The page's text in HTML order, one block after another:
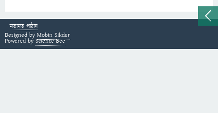
মতামত পাঠান
Designed by Mobin Sikder
Powered by Science Bee